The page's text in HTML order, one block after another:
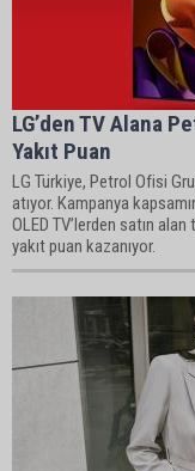
LG’den TV Alana
Yakıt Puan
LG Türkiye, Petrol Ofisi
atıyor. Kampanya
OLED TV’lerden satın
yakıt puan kazanıyor.